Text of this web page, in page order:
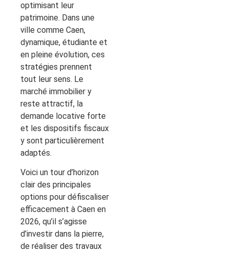
optimisant leur
patrimoine. Dans une
ville comme Caen,
dynamique, étudiante et
en pleine évolution, ces
stratégies prennent
tout leur sens. Le
marché immobilier y
reste attractif, la
demande locative forte
et les dispositifs fiscaux
y sont particulièrement
adaptés.
Voici un tour d’horizon
clair des principales
options pour défiscaliser
efficacement à Caen en
2026, qu’il s’agisse
d’investir dans la pierre,
de réaliser des travaux